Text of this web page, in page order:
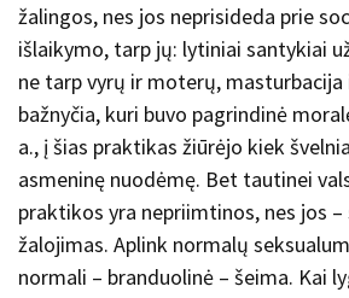
žalingos, nes jos neprisideda prie
išlaikymo, tarp jų: lytiniai santykiai
ne tarp vyrų ir moterų,
bažnyčia, kuri buvo pagrindinė
a., į šias praktikas žiūrėjo kiek
asmeninę nuodėmę. Bet tautinei
praktikos yra nepriimtinos, nes jos
žalojimas. Aplink normalų
normali – branduolinė – šeima. Kai